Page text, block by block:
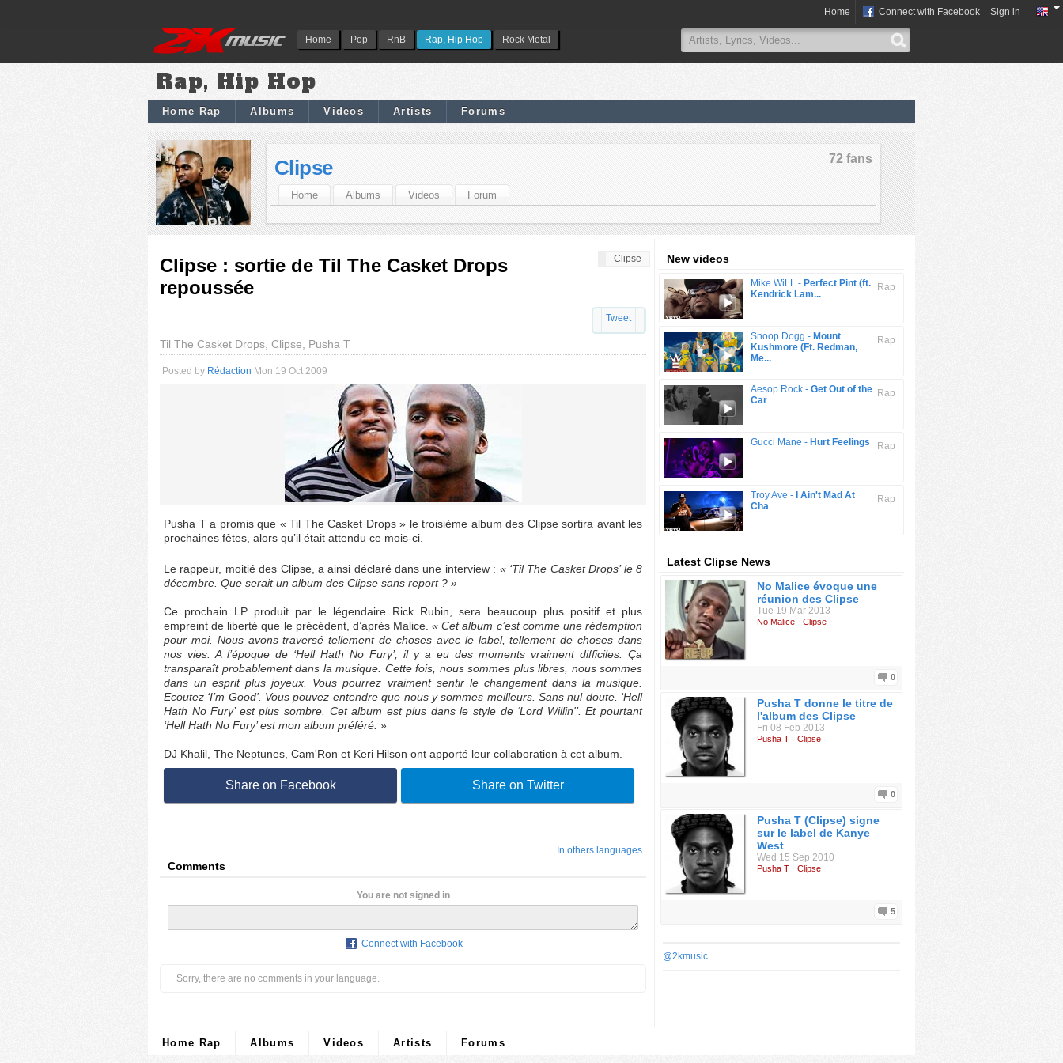
Home Pop RnB Rap, Hip Hop Rock Metal
Home Connect with Facebook Sign in
Rap, Hip Hop
Home Rap Albums Videos Artists Forums
72 fans
Clipse
Home Albums Videos Forum
Clipse
Clipse : sortie de Til The Casket Drops
repoussée
Tweet
Til The Casket Drops, Clipse, Pusha T
Posted by Rédaction Mon 19 Oct 2009
Pusha T a promis que « Til The Casket Drops » le troisième album des Clipse sortira avant les
prochaines fêtes, alors qu’il était attendu ce mois-ci.
Le rappeur, moitié des Clipse, a ainsi déclaré dans une interview : « ‘Til The Casket Drops’ le 8
décembre. Que serait un album des Clipse sans report ? »
Ce prochain LP produit par le légendaire Rick Rubin, sera beaucoup plus positif et plus
empreint de liberté que le précédent, d’après Malice.« Cet album c’est comme une rédemption
pour moi. Nous avons traversé tellement de choses avec le label, tellement de choses dans
nos vies. A l’époque de ‘Hell Hath No Fury’, il y a eu des moments vraiment difficiles. Ça
transparaît probablement dans la musique. Cette fois, nous sommes plus libres, nous sommes
dans un esprit plus joyeux. Vous pourrez vraiment sentir le changement dans la musique.
Ecoutez ‘I’m Good’. Vous pouvez entendre que nous y sommes meilleurs. Sans nul doute. ‘Hell
Hath No Fury’ est plus sombre. Cet album est plus dans le style de ‘Lord Willin'’. Et pourtant
‘Hell Hath No Fury’ est mon album préféré. »
DJ Khalil, The Neptunes, Cam'Ron et Keri Hilson ont apporté leur collaboration à cet album.
Share on Facebook Share on Twitter
In others languages
Comments
You are not signed in
Connect with Facebook
Sorry, there are no comments in your language.
New videos
Rap
Mike WiLL - Perfect Pint (ft.
Kendrick Lam...
Rap
Snoop Dogg - Mount
Kushmore (Ft. Redman,
Me...
Rap
Aesop Rock - Get Out of the
Car
Rap
Gucci Mane - Hurt Feelings
Rap
Troy Ave -
I Ain't Mad At
Cha
Latest Clipse News
No Malice évoque une
réunion des Clipse
Tue 19 Mar 2013
No Malice Clipse
0
Pusha T donne le titre de
l'album des Clipse
Fri 08 Feb 2013
Pusha T Clipse
0
Pusha T (Clipse) signe
sur le label de Kanye
West
Wed 15 Sep 2010
Pusha T Clipse
5
@2kmusic
Home Rap Albums Videos Artists Forums